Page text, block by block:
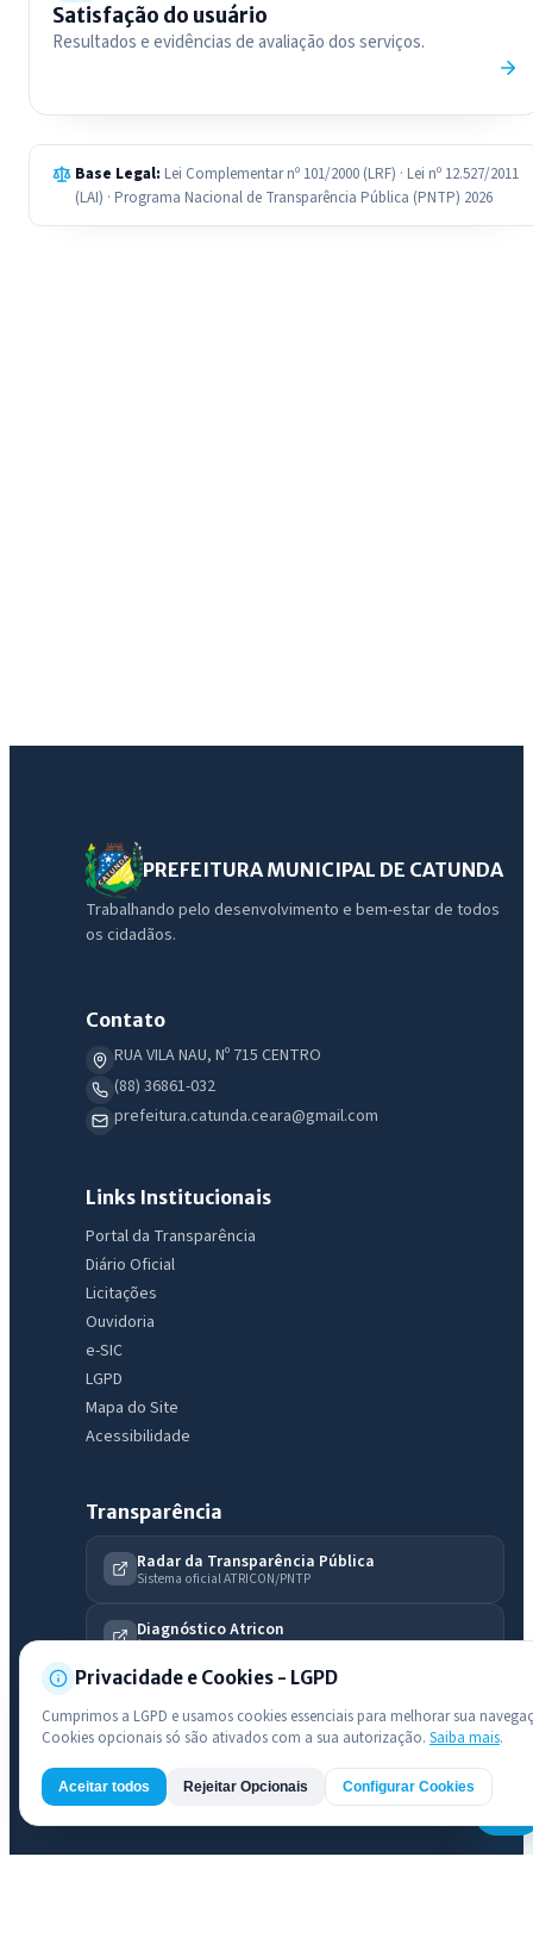
Satisfação do usuário
Resultados e evidências de avaliação dos serviços.
Base Legal: Lei Complementar nº 101/2000 (LRF) · Lei nº 12.527/2011
(LAI) · Programa Nacional de Transparência Pública (PNTP) 2026
PREFEITURA MUNICIPAL DE CATUNDA
Trabalhando pelo desenvolvimento e bem-estar de todos
os cidadãos.
Contato
RUA VILA NAU, Nº 715 CENTRO
(88) 36861-032
prefeitura.catunda.ceara@gmail.com
Links Institucionais
Portal da Transparência
Diário Oficial
Licitações
Ouvidoria
e-SIC
LGPD
Mapa do Site
Acessibilidade
Transparência
Radar da Transparência Pública
Sistema oficial ATRICON/PNTP
Diagnóstico Atricon
Índice de transparência
PREFEITURA MUNICIPAL DE CATUNDA · Catunda
Privacidade e Cookies - LGPD
Cumprimos a LGPD e usamos cookies essenciais para melhorar sua
Cookies opcionais só são ativados com a sua autorização. Saiba mais.
Aceitar todos Rejeitar Opcionais Configurar Cookies
Assistente do Portal
Olá. Pergunte sobre serviços, notícias, legislação, Diário Oficial,
licitações, estrutura ou transparência do município.